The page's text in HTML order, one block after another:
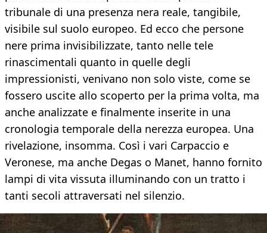
tribunale di una presenza nera reale, tangibile,
visibile sul suolo europeo. Ed ecco che persone
nere prima invisibilizzate, tanto nelle tele
rinascimentali quanto in quelle degli
impressionisti, venivano non solo viste, come se
fossero uscite allo scoperto per la prima volta, ma
anche analizzate e finalmente inserite in una
cronologia temporale della nerezza europea. Una
rivelazione, insomma. Così i vari Carpaccio e
Veronese, ma anche Degas o Manet, hanno fornito
lampi di vita vissuta illuminando con un tratto i
tanti secoli attraversati nel silenzio.